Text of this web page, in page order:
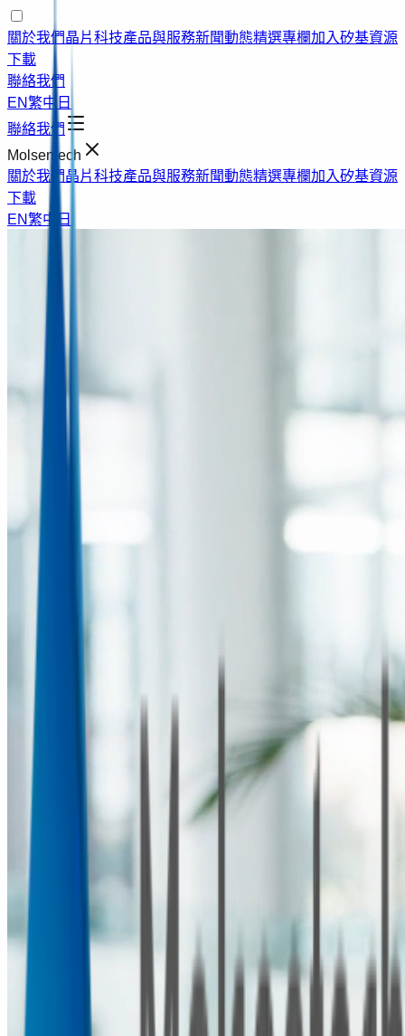
關於我們晶片科技產品與服務新聞動態精選專欄加入矽基資源
下載
聯絡我們
EN繁中 日
聯絡我們
Molsentech
關於我們晶片科技產品與服務新聞動態精選專欄加入矽基資源
下載
EN繁中 日